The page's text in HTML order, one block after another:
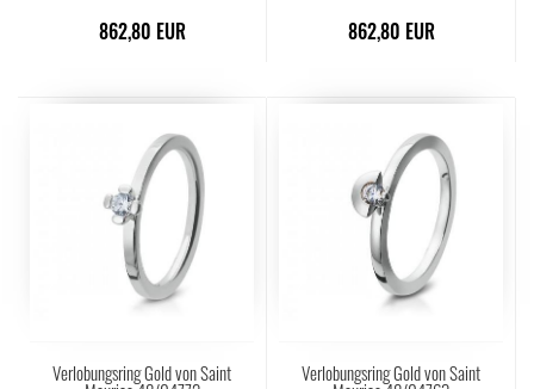
862,80 EUR 862,80 EUR
Verlobungsring Gold von Saint Verlobungsring Gold von Saint